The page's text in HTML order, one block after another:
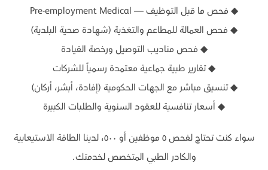
◆ فحص ما قبل التوظيف — Pre-employment Medical
◆ فحص العمالة للمطاعم والتغذية (شهادة صحية البلدية)
◆ فحص مناديب التوصيل ورخصة القيادة
◆ تقارير طبية جماعية معتمدة رسمياً للشركات
◆ تنسيق مباشر مع الجهات الحكومية (إفادة، أبشر، أركان)
◆ أسعار تنافسية للعقود السنوية والطلبات الكبيرة
سواء كنت تحتاج لفحص ٥ موظفين أو ٥٠٠، لدينا الطاقة الاستيعابية
والكادر الطبي المتخصص لخدمتك.